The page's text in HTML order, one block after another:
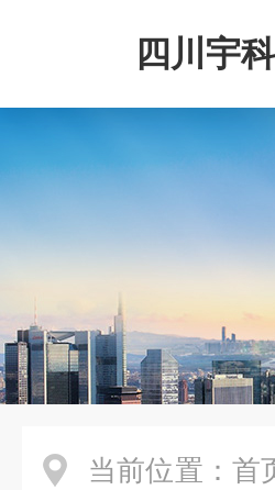
四川宇
公司
当前位置： 首